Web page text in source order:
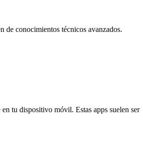
de conocimientos técnicos avanzados.
tu dispositivo móvil. Estas apps suelen ser